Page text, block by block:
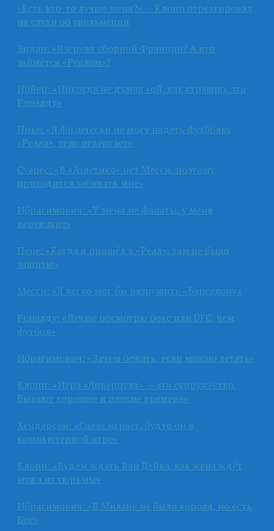
«Есть кто-то лучше меня?» — Клопп отреагировал
на слухи об увольнении
Зидан: «Я у руля сборной Франции? А кто
займётся «Реалом»?
Нойер: «Никогда не думал «ой, как страшно, это
Роналду»
Пике: «Я физически не могу надеть футболку
«Реала», тело отвергает»
Суарес: «В «Атлетико» нет Месси, поэтому
приходится забивать мне»
Ибрагимович: «У меня не фанаты, у меня
верующие»
Пепе: «Когда я пришёл в «Реал», там не было
защиты»
Месси: «Я легко мог бы разрушить «Барселону»
Роналду: «Лучше посмотрю бокс или UFC, чем
футбол»
Ибрагимович: «Зачем бежать, если можно летать»
Клопп: «Игра «Ливерпуля» — это супружество.
Бывают хорошие и плохие времена»
Хендерсон: «Салах играет, будто он в
компьютерной игре»
Клопп: «Будем ждать Ван Дейка, как жена ждёт
мужа из тюрьмы»
Ибрагимович: «В Милане не было короля, но есть
Бог»